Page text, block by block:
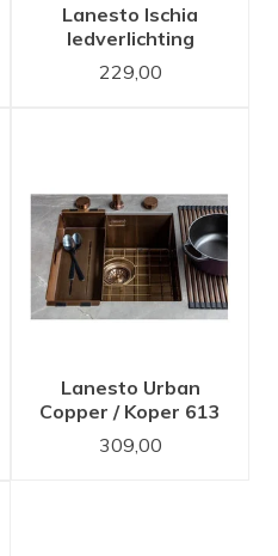
Lanesto Ischia
ledverlichting
Copper met
touchdimmer Set van
229,00
Lanesto Urban
Copper / Koper 613
40x40 spoelbak
309,00